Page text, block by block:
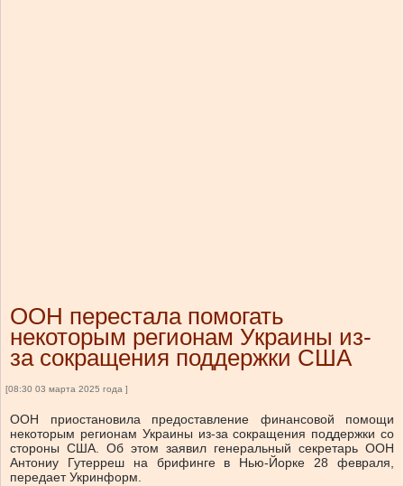
ООН перестала помогать
некоторым регионам Украины из-
за сокращения поддержки США
[08:30 03 марта 2025 года ]
ООН приостановила предоставление финансовой помощи
некоторым регионам Украины из-за сокращения поддержки со
стороны США. Об этом заявил генеральный секретарь ООН
Антониу Гутерреш на брифинге в Нью-Йорке 28 февраля,
передает Укринформ.